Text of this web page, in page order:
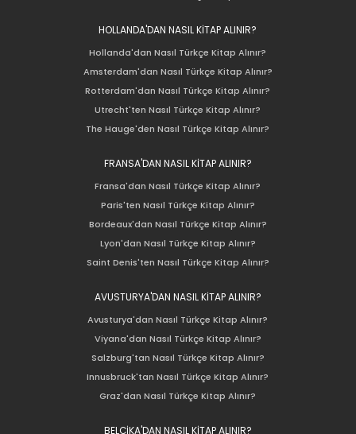
HOLLANDA'DAN NASIL KİTAP ALINIR?
Hollanda'dan Nasıl Türkçe Kitap Alınır?
Amsterdam'dan Nasıl Türkçe Kitap Alınır?
Rotterdam'dan Nasıl Türkçe Kitap Alınır?
Utrecht'ten Nasıl Türkçe Kitap Alınır?
The Hauge'den Nasıl Türkçe Kitap Alınır?
FRANSA'DAN NASIL KİTAP ALINIR?
Fransa'dan Nasıl Türkçe Kitap Alınır?
Paris'ten Nasıl Türkçe Kitap Alınır?
Bordeaux'dan Nasıl Türkçe Kitap Alınır?
Lyon'dan Nasıl Türkçe Kitap Alınır?
Saint Denis'ten Nasıl Türkçe Kitap Alınır?
AVUSTURYA'DAN NASIL KİTAP ALINIR?
Avusturya'dan Nasıl Türkçe Kitap Alınır?
Viyana'dan Nasıl Türkçe Kitap Alınır?
Salzburg'tan Nasıl Türkçe Kitap Alınır?
Innusbruck'tan Nasıl Türkçe Kitap Alınır?
Graz'dan Nasıl Türkçe Kitap Alınır?
BELÇİKA'DAN NASIL KİTAP ALINIR?